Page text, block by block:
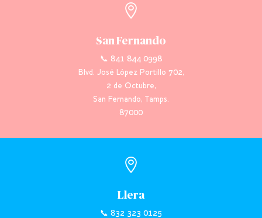

San Fernando
📞 841 844 0998
Blvd. José López Portillo 702,
2 de Octubre,
San Fernando, Tamps.
87000

Llera
📞 832 323 0125